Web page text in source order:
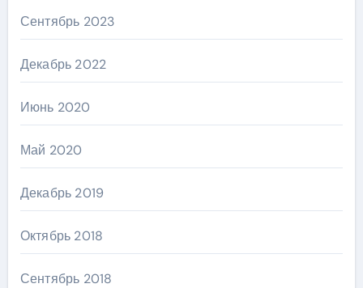
Сентябрь 2023
Декабрь 2022
Июнь 2020
Май 2020
Декабрь 2019
Октябрь 2018
Сентябрь 2018